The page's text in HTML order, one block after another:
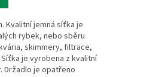
Kvalitní jemná síťka je
rybek, nebo sběru
skimmery, filtrace,
je vyrobena z kvalitní
je opatřeno